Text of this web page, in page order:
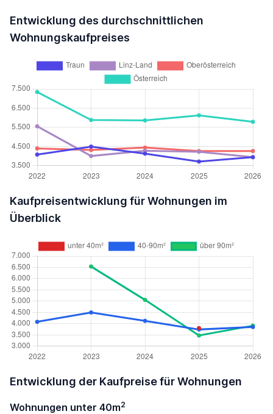
Entwicklung des durchschnittlichen
Wohnungskaufpreises
Kaufpreisentwicklung für Wohnungen im
Überblick
Entwicklung der Kaufpreise für Wohnungen
Wohnungen unter 40m2